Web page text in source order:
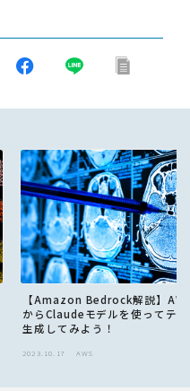
【Amazon Bedrock解説】
からClaudeモデルを使ってテ
生成してみよう！
2023.10.17 AWS